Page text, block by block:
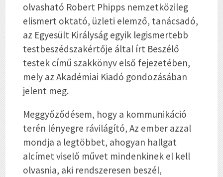
olvasható Robert Phippsnemzetközileg
elismert oktató, üzleti elemző, tanácsadó,
az Egyesült Királyság egyik legismertebb
testbeszédszakértője által írt Beszélő
testek című szakkönyv első fejezetében,
mely az Akadémiai Kiadó gondozásában
jelent meg.
Meggyőződésem, hogy a kommunikáció
terén lényegre rávilágító, Az ember azzal
mondja a legtöbbet, ahogyan hallgat
alcímet viselő művet mindenkinek el kell
olvasnia, aki rendszeresen beszél,